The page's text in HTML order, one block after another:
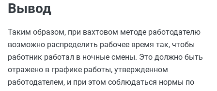
Вывод
Таким образом, при вахтовом методе работодателю
возможно распределить рабочее время так, чтобы
работник работал в ночные смены. Это должно быть
отражено в графике работы, утвержденном
работодателем, и при этом соблюдаться нормы по